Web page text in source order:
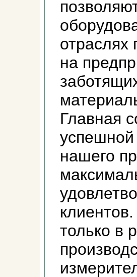
на
Главная
успешной
нашего
только в